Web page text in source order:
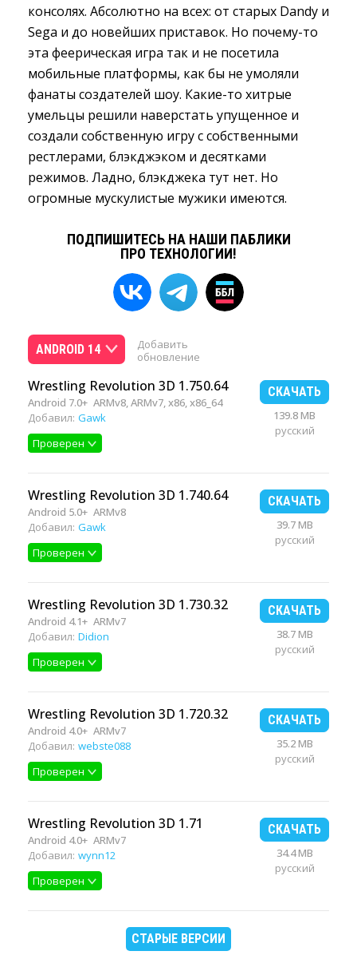
консолях. Абсолютно на всех: от старых Dandy и
Sega и до новейших приставок. Но почему-то
эта феерическая игра так и не посетила
мобильные платформы, как бы не умоляли
фанаты создателей шоу. Какие-то хитрые
умельцы решили наверстать упущенное и
создали собственную игру с собственными
рестлерами, блэкджэком и десятками
режимов. Ладно, блэкджека тут нет. Но
огромные мускулистые мужики имеются.
ПОДПИШИТЕСЬ НА НАШИ ПАБЛИКИ
ПРО ТЕХНОЛОГИИ!
ANDROID 14
Добавить
обновление
Wrestling Revolution 3D 1.750.64
Android 7.0+ ARMv8, ARMv7, x86, x86_64
Добавил: Gawk
Проверен
СКАЧАТЬ
139.8 MB
русский
Wrestling Revolution 3D 1.740.64
Android 5.0+ ARMv8
Добавил: Gawk
Проверен
СКАЧАТЬ
39.7 MB
русский
Wrestling Revolution 3D 1.730.32
Android 4.1+ ARMv7
Добавил: Didion
Проверен
СКАЧАТЬ
38.7 MB
русский
Wrestling Revolution 3D 1.720.32
Android 4.0+ ARMv7
Добавил: webste088
Проверен
СКАЧАТЬ
35.2 MB
русский
Wrestling Revolution 3D 1.71
Android 4.0+ ARMv7
Добавил: wynn12
Проверен
СКАЧАТЬ
34.4 MB
русский
СТАРЫЕ ВЕРСИИ